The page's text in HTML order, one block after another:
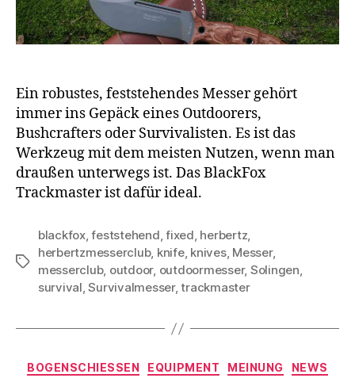
Ein robustes, feststehendes Messer gehört
immer ins Gepäck eines Outdoorers,
Bushcrafters oder Survivalisten. Es ist das
Werkzeug mit dem meisten Nutzen, wenn man
draußen unterwegs ist. Das BlackFox
Trackmaster ist dafür ideal.
Schlagwörter
blackfox,feststehend,fixed, herbertz,
herbertzmesserclub, knife, knives, Messer,
messerclub, outdoor, outdoormesser, Solingen,
survival,Survivalmesser,trackmaster
Kategorien
BOGENSCHIESSEN EQUIPMENT MEINUNG
NEWS